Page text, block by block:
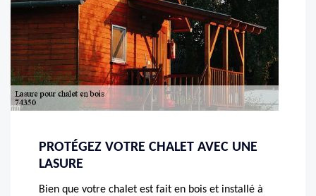
PROTÉGEZ VOTRE CHALET AVEC UNE
LASURE
Bien que votre chalet est fait en bois et installé à